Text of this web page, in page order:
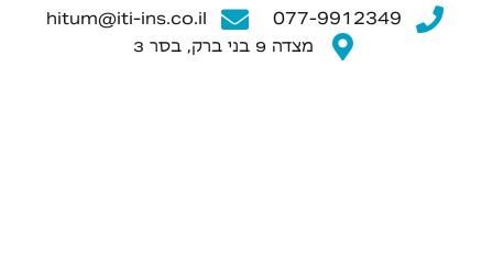
077-9912349
hitum@iti-ins.co.il
מצדה 9 בני ברק, בסר 3